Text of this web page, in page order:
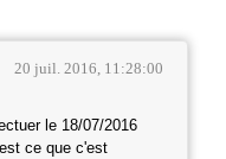
20 juil. 2016, 11:28:00
le 18/07/2016
ce que c'est